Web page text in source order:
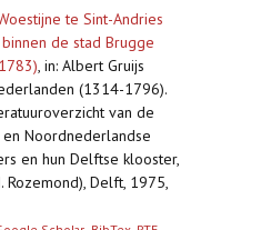
te Sint-Andries
de stad Brugge
, in: Albert Gruijs
(1314-1796).
van de
Noordnederlandse
en hun Delftse klooster,
Rozemond), Delft, 1975,